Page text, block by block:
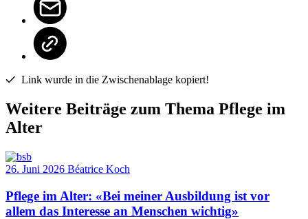
Link wurde in die Zwischenablage kopiert!
Weitere Beiträge zum Thema Pflege im
Alter
26. Juni 2026 Béatrice Koch
Pflege im Alter: «Bei meiner Ausbildung ist vor
allem das Interesse an Menschen wichtig»